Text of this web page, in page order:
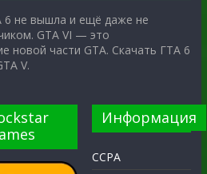
6 не вышла и ещё даже не
GTA VI — это
новой части GTA. Скачать ГТА 6
V.
Информация
CCPA